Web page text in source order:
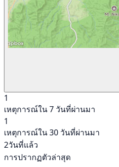
1
เหตุการณ์ใน 7 วันที่ผ่านมา
1
เหตุการณ์ใน 30 วันที่ผ่านมา
2วันที่แล้ว
การปรากฏตัวล่าสุด